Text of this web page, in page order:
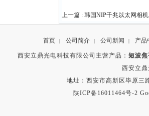
上一篇 : 韩国NIP千兆以太网相机
首页 | 公司简介 | 公司新闻 | 产品
西安立鼎光电科技有限公司主营产品： 短波
西安立
地址：西安市高新区毕原三
陕ICP备16011464号-2